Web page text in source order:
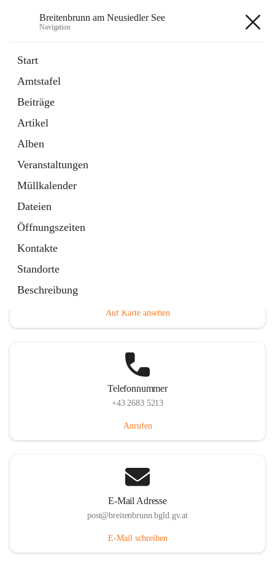
Breitenbrunn am Neusiedler See
Navigation
Start
Amtstafel
Beiträge
Artikel
Alben
Veranstaltungen
Müllkalender
Dateien
Öffnungszeiten
Kontakte
Standorte
Beschreibung
18 Schnellzugriffe
Gemeindeservice
Auf Karte ansehen
Telefonnummer
+43 2683 5213
Anrufen
E-Mail Adresse
post@breitenbrunn.bgld.gv.at
E-Mail schreiben